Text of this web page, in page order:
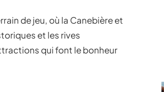
de jeu, où la Canebière et
et les rives
qui font le bonheur